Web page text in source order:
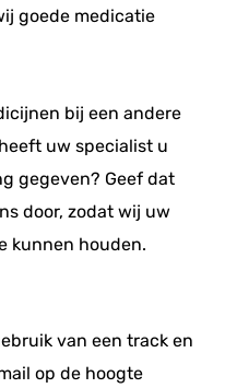
goede medicatie
bij een andere
uw specialist u
gegeven? Geef dat
door, zodat wij uw
kunnen houden.
van een track en
op de hoogte